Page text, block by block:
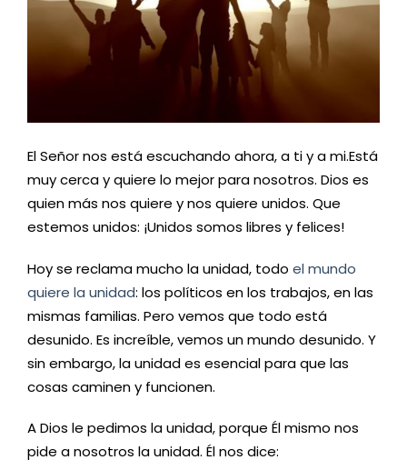
El Señor nos está escuchando ahora, a ti y a mi.Está
muy cerca y quiere lo mejor para nosotros. Dios es
quien más nos quiere y nos quiere unidos. Que
estemos unidos: ¡Unidos somos libres y felices!
Hoy se reclama mucho la unidad, todo el mundo
quiere la unidad: los políticos en los trabajos, en las
mismas familias. Pero vemos que todo está
desunido. Es increíble, vemos un mundo desunido. Y
sin embargo, la unidad es esencial para que las
cosas caminen y funcionen.
A Dios le pedimos la unidad, porque Él mismo nos
pide a nosotros la unidad. Él nos dice: